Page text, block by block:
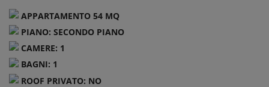
APPARTAMENTO 54 MQ
PIANO: SECONDO PIANO
CAMERE: 1
BAGNI: 1
ROOF PRIVATO: NO